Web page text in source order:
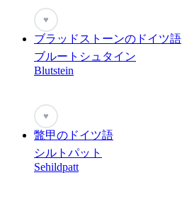
♥
ブラッドストーンのドイツ語
ブルートシュタイン
Blutstein
♥
鼈甲のドイツ語
シルトパット
Sehildpatt